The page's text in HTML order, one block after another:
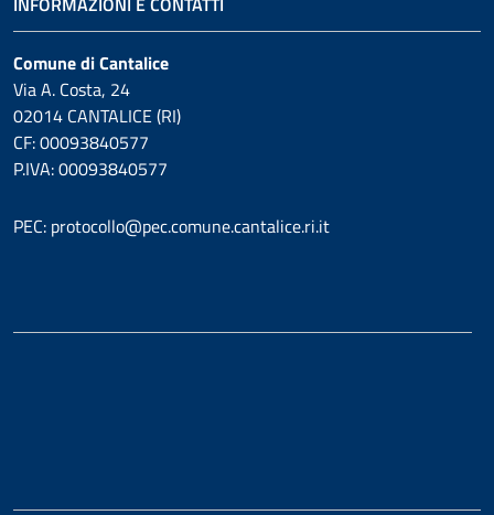
Comune di Cantalice
Via A. Costa, 24
02014 CANTALICE (RI)
CF: 00093840577
P.IVA: 00093840577
PEC: protocollo@pec.comune.cantalice.ri.it